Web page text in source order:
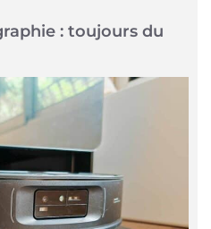
: toujours du